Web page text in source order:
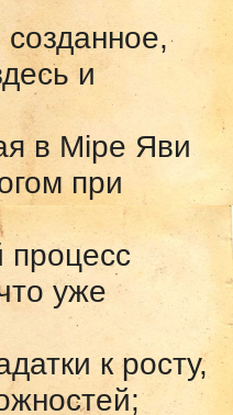
и
в Мiре Яви
при
уже
к росту,